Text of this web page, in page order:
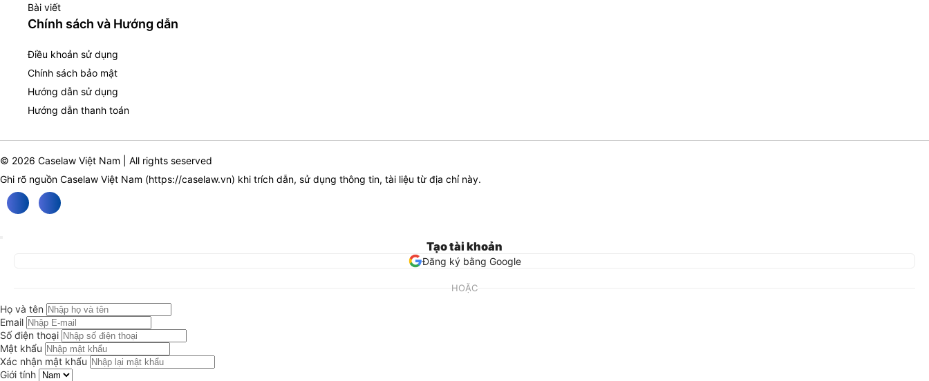
Bài viết
Chính sách và Hướng dẫn
Điều khoản sử dụng
Chính sách bảo mật
Hướng dẫn sử dụng
Hướng dẫn thanh toán
© 2026 Caselaw Việt Nam | All rights seserved
Ghi rõ nguồn Caselaw Việt Nam (https://caselaw.vn) khi trích dẫn, sử dụng thông tin, tài liệu từ địa chỉ này.
Tạo tài khoản
Đăng ký bằng Google
HOẶC
Họ và tên
Email
Số điện thoại
Mật khẩu
Xác nhận mật khẩu
Giới tính